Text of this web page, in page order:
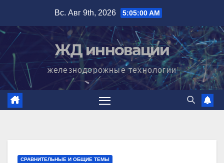
содержимому
Вс. Авг 9th, 2026 5:05:01 AM
ЖД инновации
железнодорожные технологии
СРАВНИТЕЛЬНЫЕ И ОБЩИЕ ТЕМЫ